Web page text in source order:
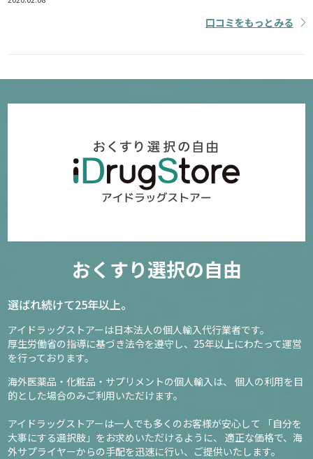
口コミをもっとみる
おくすり選択の自由
選ばれ続けて25年以上。
アイドラッグストアーは日本法人の個人輸入代行業者です。
厚生労働省の指導に基づき法令を遵守し、 25年以上にわたって運営
を行っております。
海外医薬品・化粧品・サプリメントの個人輸入は、
個人の利用を目
的とした場合のみご利用いただけます。
アイドラッグストアーは一人でも多くのお客様が安心して
「自分を
大事にする選択肢」をお求めいただけるように、
適正な価格で、海
外サプライヤーからの手配を迅速に行い、ご提供いたします。